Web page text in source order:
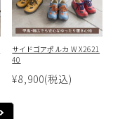
サイドゴアポルカ WX2621
40
¥8,900(税込)